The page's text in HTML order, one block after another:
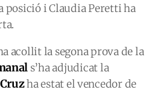
posició i Claudia Peretti ha
acollit la segona prova de la
s’ha adjudicat la
ha estat el vencedor de